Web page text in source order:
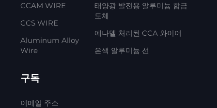
CCAM WIRE
CCS WIRE
Aluminum Alloy
Wire
태양광 발전용 알루미늄 합금
도체
에나멜 처리된 CCA 와이어
은색 알루미늄 선
구독
이메일 주소